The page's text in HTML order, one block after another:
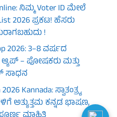
ನಿಮ್ಮ Voter ID ಮೇಲೆ
2026 ಪ್ರಕಟ! ಹೆಸರು
!
2026: 3–8 ವರ್ಷದ
– ಪೋಷಕರು ಮತ್ತು
ಸಾಧನ
Kannada: ಸ್ವಾತಂತ್ರ್ಯ
ಅತ್ಯುತ್ತಮ ಕನ್ನಡ ಭಾಷಣ,